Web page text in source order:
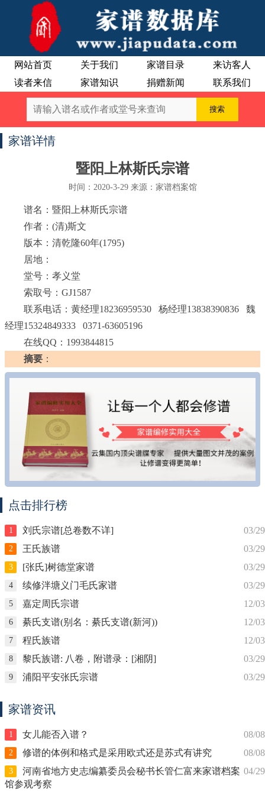
网站首页 关于我们 家谱目录
来访客人
读者来信
家谱知识 捐赠新闻 联系我们
家谱详情
暨阳上林斯氏宗谱
时间：2020-3-29 来源：家谱档案馆
谱名：暨阳上林斯氏宗谱
作者：(清)斯文
版本：清乾隆60年(1795)
居地：
堂号：孝义堂
索取号：GJ1587
联系电话：黄经理18236959530 杨经理13838390836 魏
经理15324849333 0371-63605196
在线QQ：1993844815
摘要 ：
点击排行榜
03/29
1
刘氏宗谱[总卷数不详]
03/29
2
王氏族谱
03/29
3
[张氏]树德堂家谱
03/29
4
续修泮塘义门毛氏家谱
12/03
5
嘉定周氏宗谱
12/03
6
綦氏支谱(别名：綦氏支谱(新河))
12/03
7
程氏族谱
03/29
8
黎氏族谱: 八卷，附谱录：[湘阴]
03/29
9 浦阳平安张氏宗谱
家谱资讯
08/08
1
女儿能否入谱？
08/08
2
修谱的体例和格式是采用欧式还是苏式有讲究
04/29
3 河南省地方史志编纂委员会秘书长管仁富来家谱档案
馆参观考察